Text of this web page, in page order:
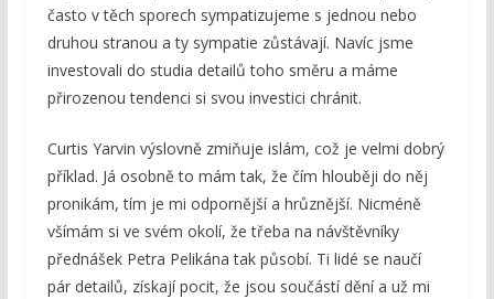
často v těch sporech sympatizujeme s jednou nebo
druhou stranou a ty sympatie zůstávají. Navíc jsme
investovali do studia detailů toho směru a máme
přirozenou tendenci si svou investici chránit.
Curtis Yarvin výslovně zmiňuje islám, což je velmi dobrý
příklad. Já osobně to mám tak, že čím hlouběji do něj
pronikám, tím je mi odpornější a hrůznější. Nicméně
všímám si ve svém okolí, že třeba na návštěvníky
přednášek Petra Pelikána tak působí. Ti lidé se naučí
pár detailů, získají pocit, že jsou součástí dění a už mi